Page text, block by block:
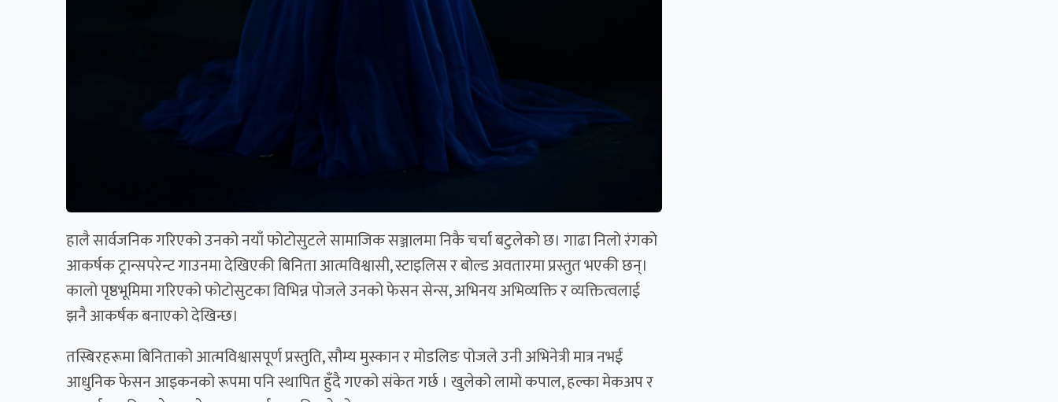
हालै सार्वजनिक गरिएको उनको नयाँ फोटोसुटले सामाजिक सञ्जालमा निकै चर्चा बटुलेको छ। गाढा निलो रंगको
आकर्षक ट्रान्सपरेन्ट गाउनमा देखिएकी बिनिता आत्मविश्वासी, स्टाइलिस र बोल्ड अवतारमा प्रस्तुत भएकी छन्।
कालो पृष्ठभूमिमा गरिएको फोटोसुटका विभिन्न पोजले उनको फेसन सेन्स, अभिनय अभिव्यक्ति र व्यक्तित्वलाई
झनै आकर्षक बनाएको देखिन्छ।
तस्बिरहरूमा बिनिताको आत्मविश्वासपूर्ण प्रस्तुति, सौम्य मुस्कान र मोडलिङ पोजले उनी अभिनेत्री मात्र नभई
आधुनिक फेसन आइकनको रूपमा पनि स्थापित हुँदै गएको संकेत गर्छ । खुलेको लामो कपाल, हल्का मेकअप र